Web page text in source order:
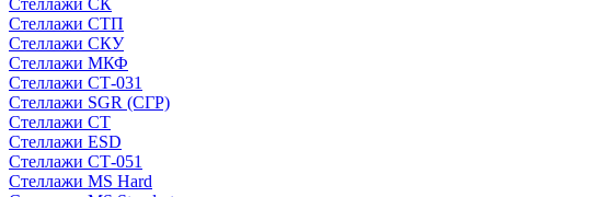
Стеллажи СК
Стеллажи СТП
Стеллажи СКУ
Стеллажи МКФ
Стеллажи СТ-031
Стеллажи SGR (СГР)
Стеллажи СТ
Стеллажи ESD
Стеллажи СТ-051
Стеллажи MS Hard